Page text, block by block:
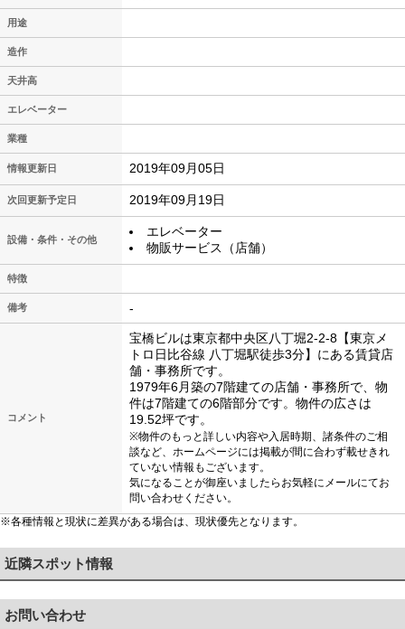
用途
造作
天井高
エレベーター
業種
情報更新日 2019年09月05日
次回更新予定日 2019年09月19日
設備・条件・その他
エレベーター
物販サービス（店舗）
特徴
備考 -
コメント
宝橋ビルは東京都中央区八丁堀2-2-8【東京メ
トロ日比谷線 八丁堀駅徒歩3分】にある賃貸店
舗・事務所です。
1979年6月築の7階建ての店舗・事務所で、物
件は7階建ての6階部分です。物件の広さは
19.52坪です。
※物件のもっと詳しい内容や入居時期、諸条件のご相
談など、ホームページには掲載が間に合わず載せきれ
ていない情報もございます。
気になることが御座いましたらお気軽にメールにてお
問い合わせください。
※各種情報と現状に差異がある場合は、現状優先となります。
近隣スポット情報
お問い合わせ